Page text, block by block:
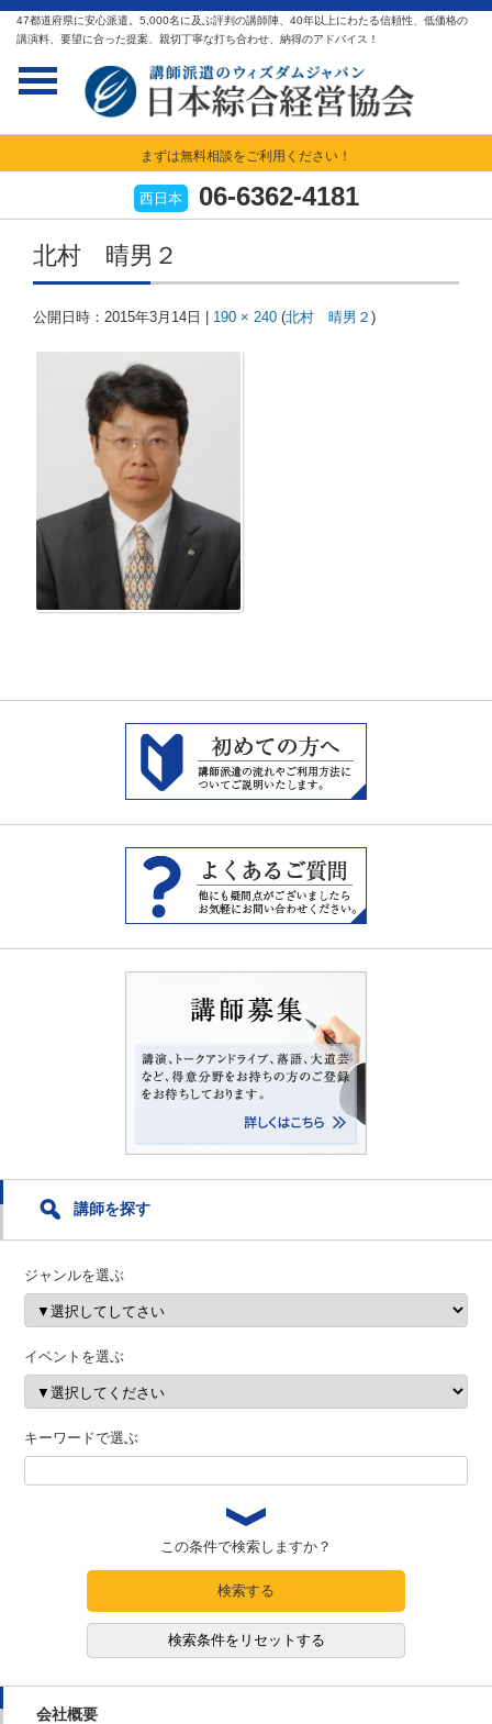
47都道府県に安心派遣。5,000名に及ぶ評判の講師陣、40年以上にわたる信頼性、低価格の
講演料、要望に合った提案、親切丁寧な打ち合わせ、納得のアドバイス！
まずは無料相談をご利用ください！
西日本 06-6362-4181
北村 晴男２
公開日時： 2015年3月14日 190 × 240 (北村 晴男２ )
講師を探す
ジャンルを選ぶ
イベントを選ぶ
キーワードで選ぶ
この条件で検索しますか？
検索する
検索条件をリセットする
会社概要